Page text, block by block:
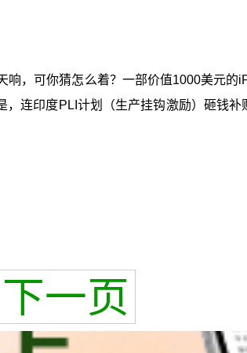
，可你猜怎么着？一部价值1000美元的
连印度PLI计划（生产挂钩激励）砸钱
下一页